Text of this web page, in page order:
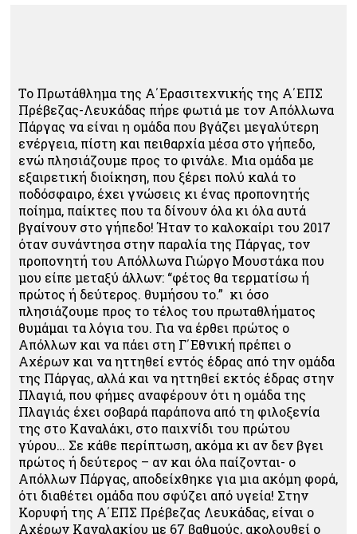
Το Πρωτάθλημα της Α΄Ερασιτεχνικής της Α΄ΕΠΣ
Πρέβεζας-Λευκάδας πήρε φωτιά με τον Απόλλωνα
Πάργας να είναι η ομάδα που βγάζει μεγαλύτερη
ενέργεια, πίστη και πειθαρχία μέσα στο γήπεδο,
ενώ πλησιάζουμε προς το φινάλε. Μια ομάδα με
εξαιρετική διοίκηση, που ξέρει πολύ καλά το
ποδόσφαιρο, έχει γνώσεις κι ένας προπονητής
ποίημα, παίκτες που τα δίνουν όλα κι όλα αυτά
βγαίνουν στο γήπεδο! Ήταν το καλοκαίρι του 2017
όταν συνάντησα στην παραλία της Πάργας, τον
προπονητή του Απόλλωνα Γιώργο Μουστάκα που
μου είπε μεταξύ άλλων: “φέτος θα τερματίσω ή
πρώτος ή δεύτερος. θυμήσου το.” κι όσο
πλησιάζουμε προς το τέλος του πρωταθλήματος
θυμάμαι τα λόγια του. Για να έρθει πρώτος ο
Απόλλων και να πάει στη Γ΄Εθνική πρέπει ο
Αχέρων και να ηττηθεί εντός έδρας από την ομάδα
της Πάργας, αλλά και να ηττηθεί εκτός έδρας στην
Πλαγιά, που φήμες αναφέρουν ότι η ομάδα της
Πλαγιάς έχει σοβαρά παράπονα από τη φιλοξενία
της στο Καναλάκι, στο παιχνίδι του πρώτου
γύρου… Σε κάθε περίπτωση, ακόμα κι αν δεν βγει
πρώτος ή δεύτερος – αν και όλα παίζονται- ο
Απόλλων Πάργας, αποδείχθηκε για μια ακόμη φορά,
ότι διαθέτει ομάδα που σφύζει από υγεία! Στην
Κορυφή της Α΄ΕΠΣ Πρέβεζας Λευκάδας, είναι ο
Αχέρων Καναλακίου με 67 βαθμούς, ακολουθεί ο